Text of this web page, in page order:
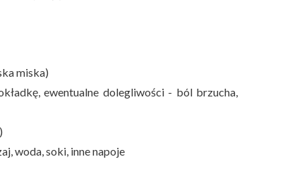
miska)
ewentualne dolegliwości - ból brzucha,
woda, soki, inne napoje